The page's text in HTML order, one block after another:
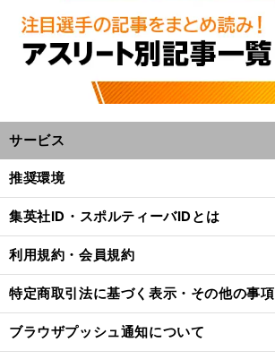
、
。
強
サービス
推奨環境
集英社ID・スポルティーバIDとは
利用規約・会員規約
特定商取引法に基づく表示・その他の事項
ブラウザプッシュ通知について